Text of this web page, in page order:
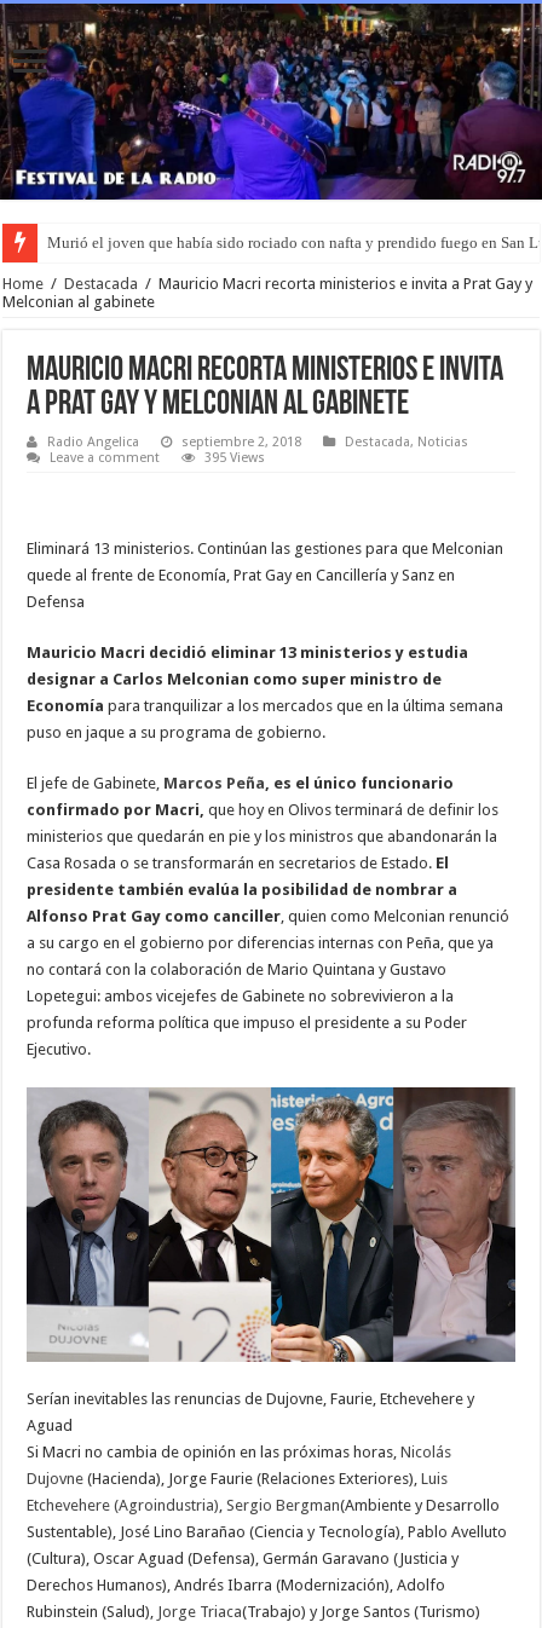
Murió el joven que había sido rociado con nafta y prendido fuego en San
Home / Destacada / Mauricio Macri recorta ministerios e invita a Prat Gay y
Melconian al gabinete
Mauricio Macri recorta ministerios e invita
a Prat Gay y Melconian al gabinete
Radio Angelica septiembre 2, 2018 Destacada, Noticias
Leave a comment
395 Views
Eliminará 13 ministerios. Continúan las gestiones para que Melconian
quede al frente de Economía, Prat Gay en Cancillería y Sanz en
Defensa
Mauricio Macri decidió eliminar 13 ministerios y estudia
designar a Carlos Melconian como super ministro de
Economía para tranquilizar a los mercados que en la última semana
puso en jaque a su programa de gobierno.
El jefe de Gabinete, Marcos Peña, es el único funcionario
confirmado por Macri, que hoy en Olivos terminará de definir los
ministerios que quedarán en pie y los ministros que abandonarán la
Casa Rosada o se transformarán en secretarios de Estado. El
presidente también evalúa la posibilidad de nombrar a
Alfonso Prat Gay como canciller, quien como Melconian renunció
a su cargo en el gobierno por diferencias internas con Peña, que ya
no contará con la colaboración de Mario Quintana y Gustavo
Lopetegui: ambos vicejefes de Gabinete no sobrevivieron a la
profunda reforma política que impuso el presidente a su Poder
Ejecutivo.
Serían inevitables las renuncias de Dujovne, Faurie, Etchevehere y
Aguad
Si Macri no cambia de opinión en las próximas horas,Nicolás
Dujovne (Hacienda), Jorge Faurie (Relaciones Exteriores),Luis
Etchevehere (Agroindustria),Sergio Bergman(Ambiente y Desarrollo
Sustentable), José Lino Barañao (Ciencia y Tecnología), Pablo Avelluto
(Cultura), Oscar Aguad (Defensa), Germán Garavano (Justicia y
Derechos Humanos), Andrés Ibarra (Modernización), Adolfo
Rubinstein (Salud), Jorge Triaca(Trabajo) y Jorge Santos (Turismo)